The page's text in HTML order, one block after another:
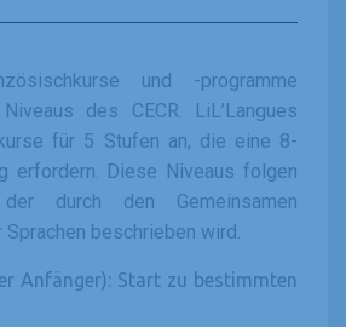
und -programme
des CECR. LiL’Langues
für 5 Stufen an, die eine 8-
erfordern. Diese Niveaus folgen
durch den Gemeinsamen
Sprachen beschrieben wird.
Anfänger): Start zu bestimmten